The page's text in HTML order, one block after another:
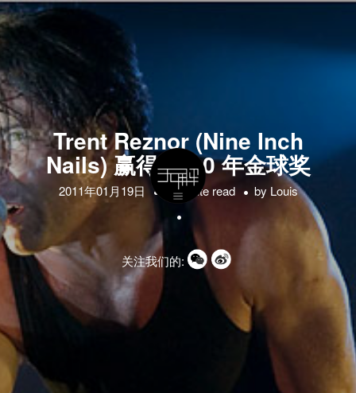
Trent Reznor (Nine Inch
Nails) 赢得 2010 年金球奖
2011年01月19日 1 minute read by Louis
关注我们的: